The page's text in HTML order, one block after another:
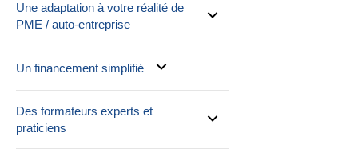
Une adaptation à votre réalité de
PME / auto-entreprise
Un financement simplifié
Des formateurs experts et
praticiens